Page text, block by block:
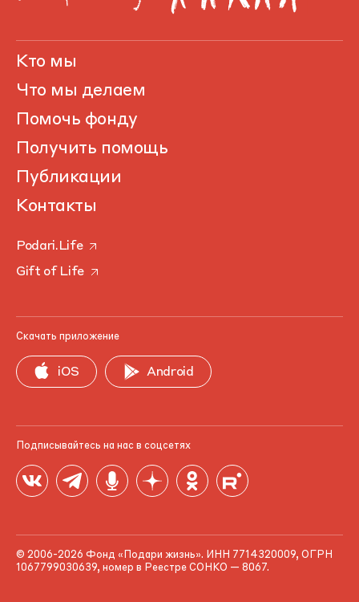
Кто мы
Что мы делаем
Помочь фонду
Получить помощь
Публикации
Контакты
Podari.Life
Gift of Life
Скачать приложение
iOS Android
Подписывайтесь на нас в соцсетях
© 2006-2026 Фонд «Подари жизнь». ИНН 7714320009, ОГРН
1067799030639, номер в Реестре СОНКО — 8067.